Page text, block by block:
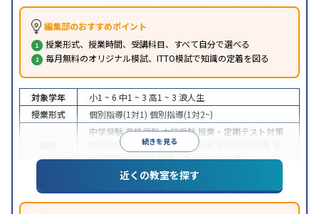
編集部のおすすめポイント
授業形式、授業時間、受講科目、すべて自分で選べる
毎月無料のオリジナル模試、ITTO模試で知識の定着を図る
続きを見る
対象学年 小1 ~ 6 中1 ~ 3 高1 ~ 3 浪人生
授業形式
個別指導(1対1) 個別指導(1対2~)
中学受験高校受験大学受験 授業・定期テスト対策
内申点対策
学習習慣の定着 英検(英語検定)対策
検(漢字検定)対策英語・英会話特化対策
1科目から受講可能季節講習のみの受講可
※2023年3月調査。小学校高学年の個別指導塾アンケート調査方法を参
近くの教室を探す